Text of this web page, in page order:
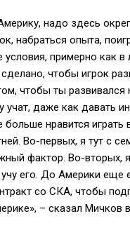
надо здесь
набраться опыта,
примерно как в
чтобы игрок
чтобы ты развивался
учат, даже как давать
нравится играть
Во-первых, я тут с
фактор. Во-вторых,
учу его. До Америки еще
со СКА, чтобы
– сказал Мичков